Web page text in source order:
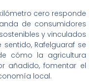
cero responde
de consumidores
y vinculados
Rafelguaraf se
cómo la agricultura
añadido, fomentar el
local.